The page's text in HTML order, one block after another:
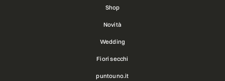
Shop
Novità
Wedding
Fiori secchi
puntouno.it